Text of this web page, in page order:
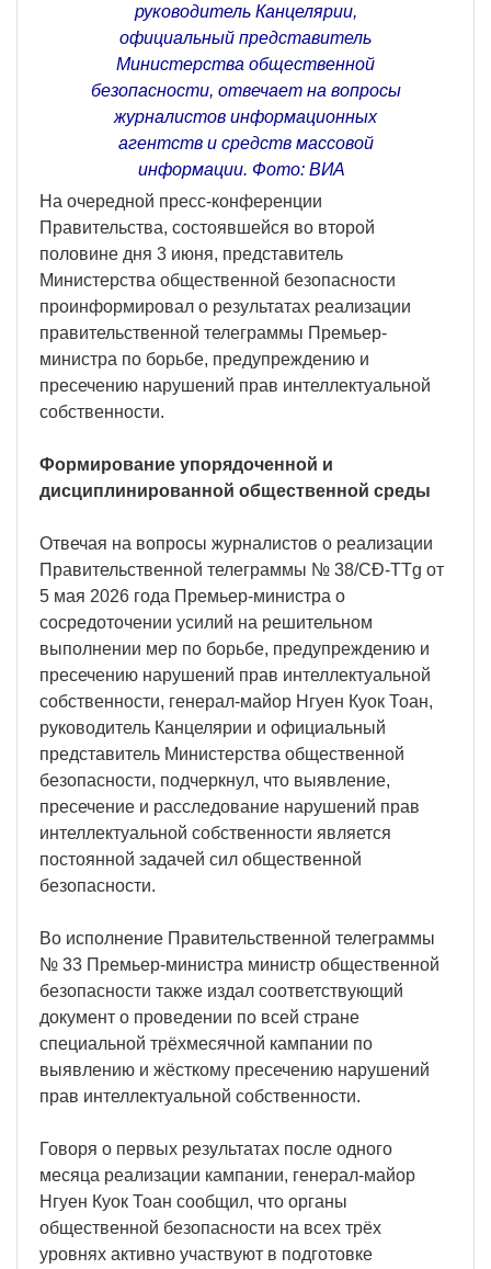
руководитель Канцелярии,
официальный представитель
Министерства общественной
безопасности, отвечает на вопросы
журналистов информационных
агентств и средств массовой
информации. Фото: ВИА
На очередной пресс-конференции
Правительства, состоявшейся во второй
половине дня 3 июня, представитель
Министерства общественной безопасности
проинформировал о результатах реализации
правительственной телеграммы Премьер-
министра по борьбе, предупреждению и
пресечению нарушений прав интеллектуальной
собственности.
Формирование упорядоченной и
дисциплинированной общественной среды
Отвечая на вопросы журналистов о реализации
Правительственной телеграммы № 38/CĐ-TTg от
5 мая 2026 года Премьер-министра о
сосредоточении усилий на решительном
выполнении мер по борьбе, предупреждению и
пресечению нарушений прав интеллектуальной
собственности, генерал-майор Нгуен Куок Тоан,
руководитель Канцелярии и официальный
представитель Министерства общественной
безопасности, подчеркнул, что выявление,
пресечение и расследование нарушений прав
интеллектуальной собственности является
постоянной задачей сил общественной
безопасности.
Во исполнение Правительственной телеграммы
№ 33 Премьер-министра министр общественной
безопасности также издал соответствующий
документ о проведении по всей стране
специальной трёхмесячной кампании по
выявлению и жёсткому пресечению нарушений
прав интеллектуальной собственности.
Говоря о первых результатах после одного
месяца реализации кампании, генерал-майор
Нгуен Куок Тоан сообщил, что органы
общественной безопасности на всех трёх
уровнях активно участвуют в подготовке